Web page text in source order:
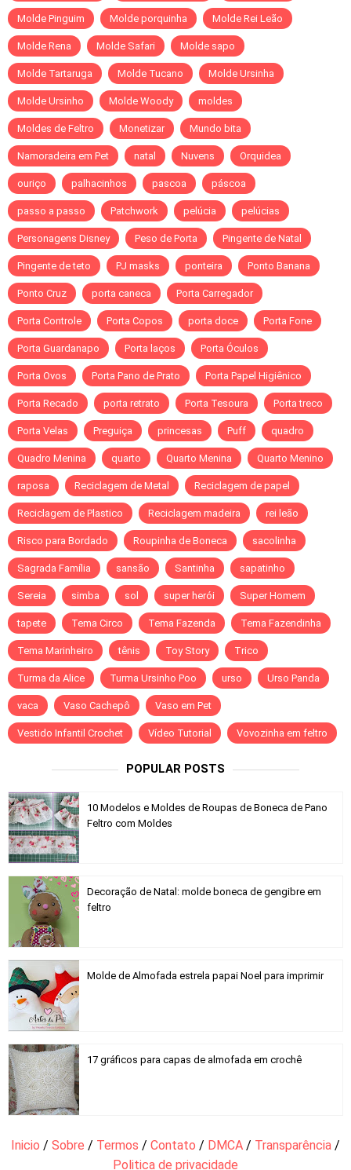
Molde Pinguim Molde porquinha Molde Rei Leão
Molde Rena Molde Safari Molde sapo
Molde Tartaruga Molde Tucano Molde Ursinha
Molde Ursinho Molde Woody moldes
Moldes de Feltro Monetizar Mundo bita
Namoradeira em Pet natal Nuvens Orquidea
ouriço palhacinhos pascoa páscoa
passo a passo Patchwork pelúcia pelúcias
Personagens Disney Peso de Porta Pingente de Natal
Pingente de teto PJ masks ponteira Ponto Banana
Ponto Cruz porta caneca Porta Carregador
Porta Controle Porta Copos porta doce Porta Fone
Porta Guardanapo Porta laços Porta Óculos
Porta Ovos Porta Pano de Prato Porta Papel Higiênico
Porta Recado porta retrato Porta Tesoura Porta treco
Porta Velas Preguiça princesas Puff quadro
Quadro Menina quarto Quarto Menina Quarto Menino
raposa Reciclagem de Metal Reciclagem de papel
Reciclagem de Plastico Reciclagem madeira rei leão
Risco para Bordado Roupinha de Boneca sacolinha
Sagrada Família sansão Santinha sapatinho
Sereia simba sol super herói Super Homem
tapete Tema Circo Tema Fazenda Tema Fazendinha
Tema Marinheiro tênis Toy Story Trico
Turma da Alice Turma Ursinho Poo urso Urso Panda
vaca Vaso Cachepô Vaso em Pet
Vestido Infantil Crochet Vídeo Tutorial Vovozinha em feltro
POPULAR POSTS
10 Modelos e Moldes de Roupas de Boneca de Pano
Feltro com Moldes
Decoração de Natal: molde boneca de gengibre em
feltro
Molde de Almofada estrela papai Noel para imprimir
17 gráficos para capas de almofada em crochê
Inicio / Sobre / Termos / Contato / DMCA / Transparência /
Politica de privacidade